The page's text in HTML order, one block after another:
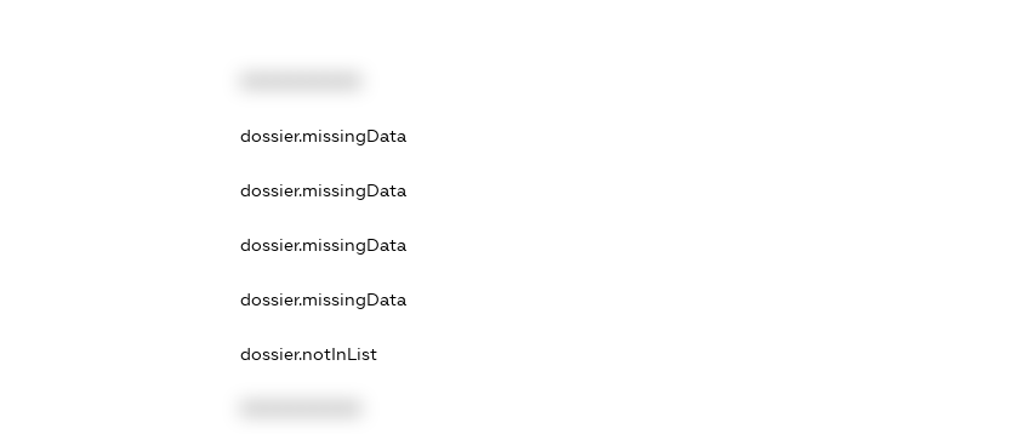
dossier.missingData
dossier.missingData
dossier.missingData
dossier.missingData
dossier.notInList